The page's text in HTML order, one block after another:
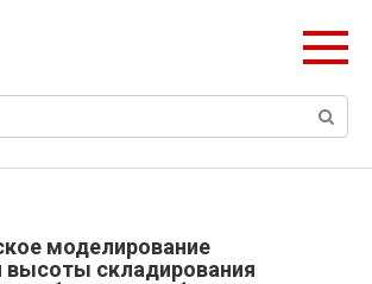
моделирование
высоты складирования